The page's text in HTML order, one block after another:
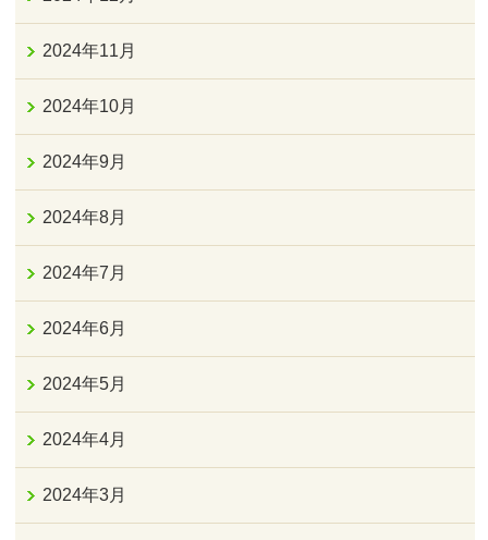
2024年11月
2024年10月
2024年9月
2024年8月
2024年7月
2024年6月
2024年5月
2024年4月
2024年3月